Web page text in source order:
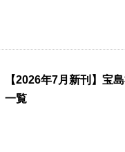
【2026年7月新刊】宝
一覧